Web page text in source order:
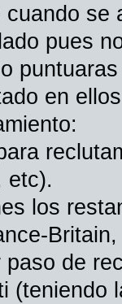
cuando
pues
en
etc).
los
de
(teniendo